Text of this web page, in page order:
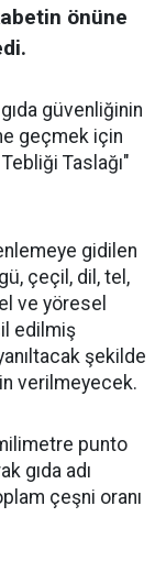
önüne
güvenliğinin
geçmek için
Taslağı"
gidilen
çeçil, dil, tel,
ve yöresel
edilmiş
şekilde
verilmeyecek.
punto
gıda adı
çeşni oranı